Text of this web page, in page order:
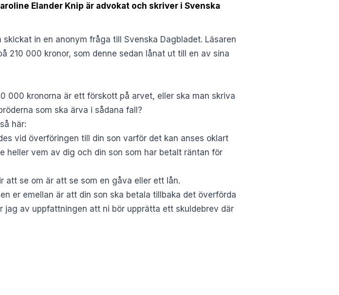
Elander Knip är advokat och skriver i Svenska
skickat in en anonym fråga till Svenska Dagbladet. Läsaren
210 000 kronor, som denne sedan lånat ut till en av sina
000 kronorna är ett förskott på arvet, eller ska man skriva
som ska ärva i sådana fall?
här:
vid överföringen till din son varför det kan anses oklart
heller vem av dig och din son som har betalt räntan för
se om är att se som en gåva eller ett lån.
er emellan är att din son ska betala tillbaka det överförda
av uppfattningen att ni bör upprätta ett skuldebrev där